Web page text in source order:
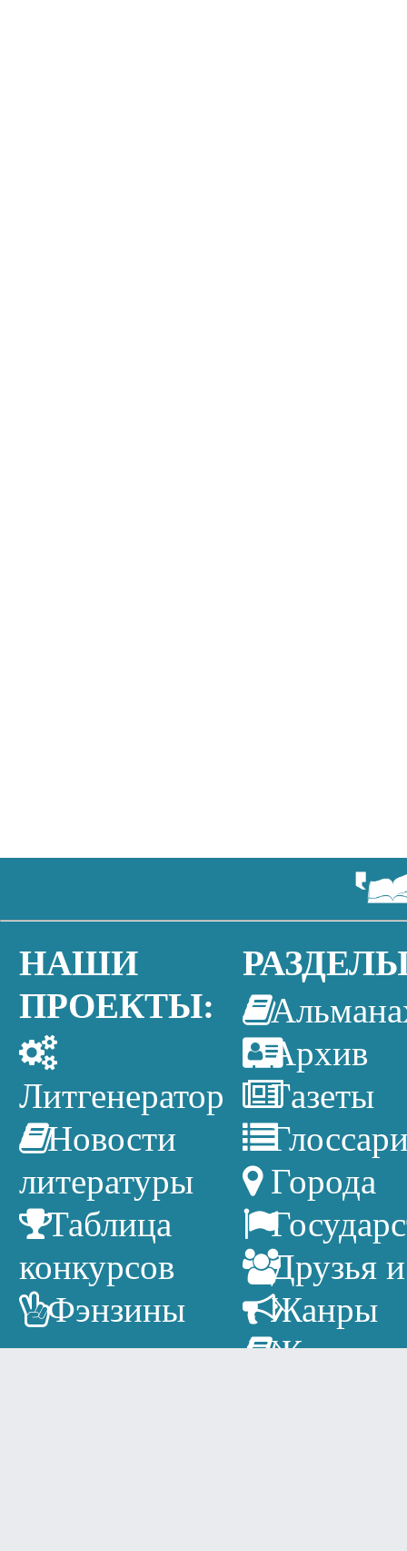
НАШИ
ПРОЕКТЫ:
Литгенератор
Новости
литературы
Таблица
конкурсов
Фэнзины
Архив
Газеты
Города
Друзья
Жанры